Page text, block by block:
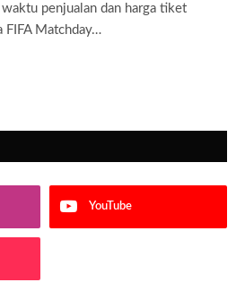
penjualan dan harga tiket
FIFA Matchday…
YouTube